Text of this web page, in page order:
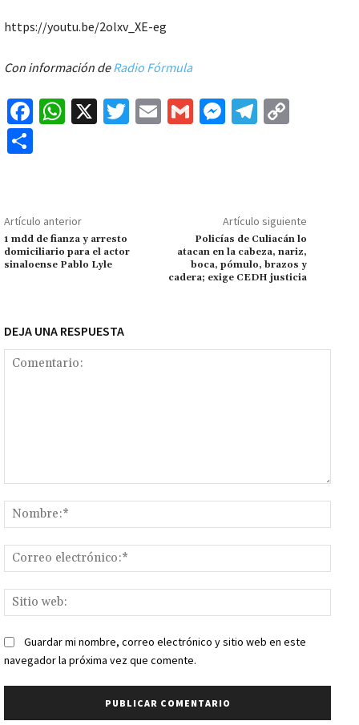
https://youtu.be/2olxv_XE-eg
Con información deRadio Fórmula
Fa
o
k
W
p
p
X
T
E
G
M
ge
r
Te
m Li
n
k
p
ar
tir
Artículo anterior
1 mdd de fianza y arresto
domiciliario para el actor
sinaloense Pablo Lyle
Artículo siguiente
Policías de Culiacán lo
atacan en la cabeza, nariz,
boca, pómulo, brazos y
cadera; exige CEDH justicia
DEJA UNA RESPUESTA
web:
Guardar mi nombre, correo electrónico y sitio web en este
navegador la próxima vez que comente.